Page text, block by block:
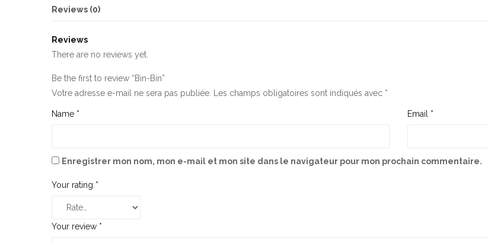
Reviews (0)
Reviews
There are no reviews yet.
Be the first to review “Bin-Bin”
Votre adresse e-mail ne sera pas publiée.
Les champs obligatoires sont indiqués avec *
Name * Email *
Enregistrer mon nom, mon e-mail et mon site dans le navigateur pour mon prochain commentaire.
Your rating *
Your review *